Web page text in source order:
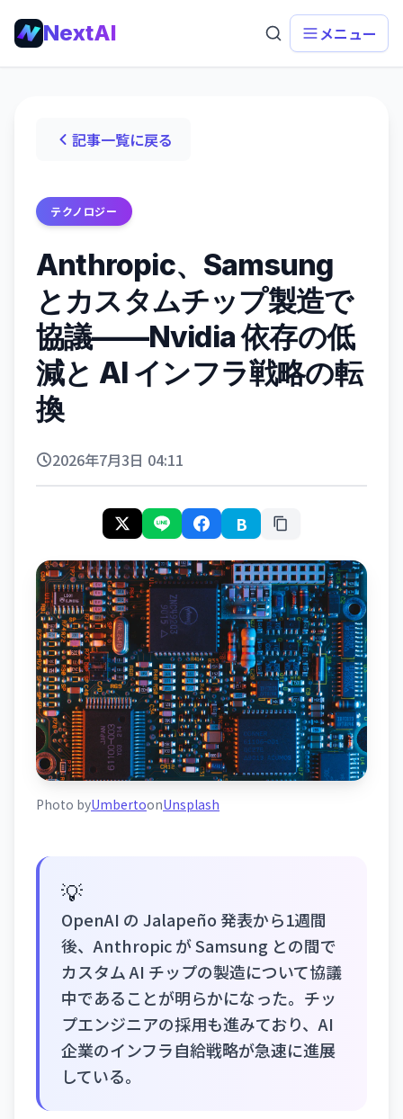
NextAI メニュー
記事一覧に戻る
テクノロジー
Anthropic、Samsung
とカスタムチップ製造で
協議——Nvidia 依存の低
減と AI インフラ戦略の転
換
2026年7月3日 04:11
B
Photo byUmbertoonUnsplash
💡
OpenAI の Jalapeño 発表から1週間
後、Anthropic が Samsung との間で
カスタム AI チップの製造について協議
中であることが明らかになった。チッ
プエンジニアの採用も進みており、AI
企業のインフラ自給戦略が急速に進展
している。